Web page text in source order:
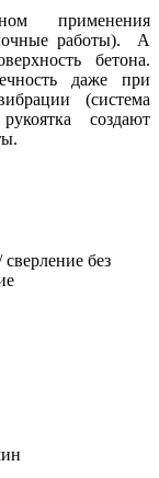
применения
работы). А
бетона.
даже при
(система
создают
без